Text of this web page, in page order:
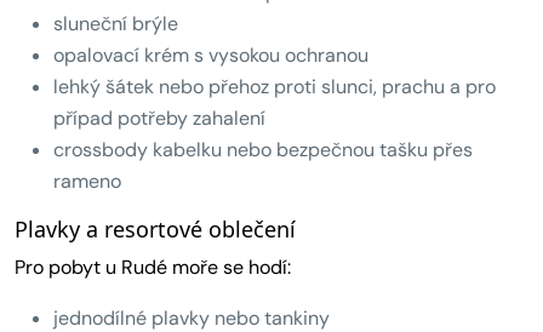
sluneční brýle
opalovací krém s vysokou ochranou
lehký šátek nebo přehoz proti slunci, prachu a pro
případ potřeby zahalení
crossbody kabelku nebo bezpečnou tašku přes
rameno
Plavky a resortové oblečení
Pro pobyt u Rudé moře se hodí:
jednodílné plavky nebo tankiny